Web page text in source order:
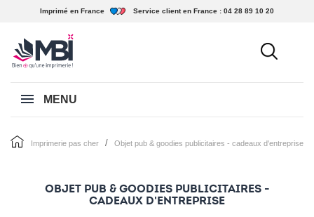
Imprimé en France Service client en France : 04 28 89 10 20
MENU
imprimerie pas cher objet pub & goodies publicitaires - cadeaux d'entreprise
OBJET PUB & GOODIES PUBLICITAIRES -
CADEAUX D'ENTREPRISE